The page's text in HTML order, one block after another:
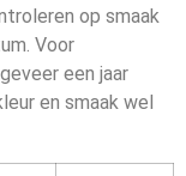
op smaak
Voor
een jaar
en smaak wel